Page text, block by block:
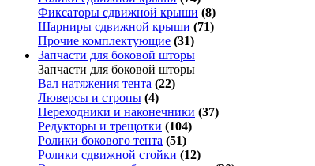
Фиксаторы сдвижной крыши (8)
Шарниры сдвижной крыши (71)
Прочие комплектующие (31)
Запчасти для боковой шторы
Запчасти для боковой шторы
Вал натяжения тента (22)
Люверсы и стропы (4)
Переходники и наконечники (37)
Редукторы и трещотки (104)
Ролики бокового тента (51)
Ролики сдвижной стойки (12)